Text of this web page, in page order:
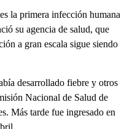
la primera infección humana
su agencia de salud, que
a gran escala sigue siendo
desarrollado fiebre y otros
Nacional de Salud de
Más tarde fue ingresado en